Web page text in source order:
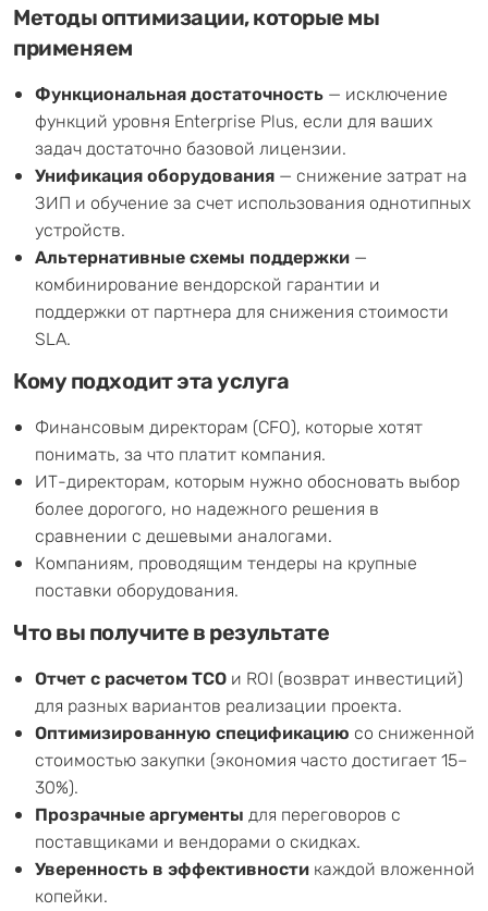
Методы оптимизации, которые мы
применяем
Функциональная достаточность — исключение
функций уровня Enterprise Plus, если для ваших
задач достаточно базовой лицензии.
Унификация оборудования — снижение затрат на
ЗИП и обучение за счет использования однотипных
устройств.
Альтернативные схемы поддержки —
комбинирование вендорской гарантии и
поддержки от партнера для снижения стоимости
SLA.
Кому подходит эта услуга
Финансовым директорам (CFO), которые хотят
понимать, за что платит компания.
ИТ-директорам, которым нужно обосновать выбор
более дорогого, но надежного решения в
сравнении с дешевыми аналогами.
Компаниям, проводящим тендеры на крупные
поставки оборудования.
Что вы получите в результате
Отчет с расчетом TCO и ROI (возврат инвестиций)
для разных вариантов реализации проекта.
Оптимизированную спецификацию со сниженной
стоимостью закупки (экономия часто достигает 15–
30%).
Прозрачные аргументы для переговоров с
поставщиками и вендорами о скидках.
Уверенность в эффективности каждой вложенной
копейки.